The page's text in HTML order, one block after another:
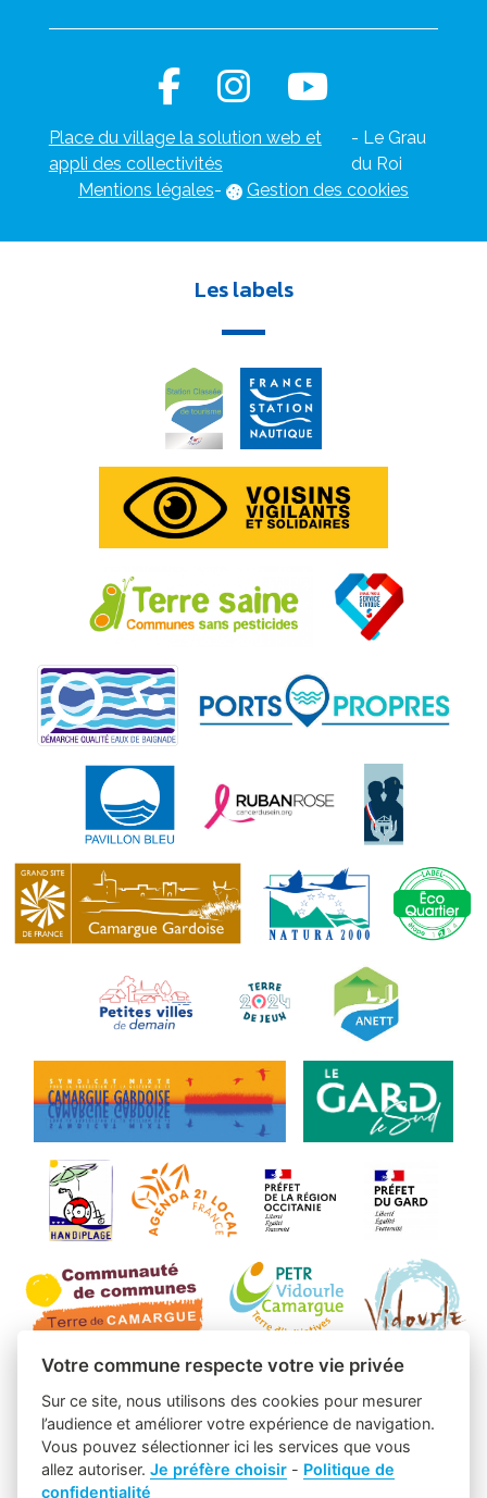
Place du village la solution web et
appli des collectivités
- Le Grau
du Roi
Mentions légales- Gestion des cookies
Les labels
Votre commune respecte votre vie privée
Sur ce site, nous utilisons des cookies pour mesurer
l’audience et améliorer votre expérience de navigation.
Vous pouvez sélectionner ici les services que vous
allez autoriser.Je préfère choisir - Politique de
confidentialité